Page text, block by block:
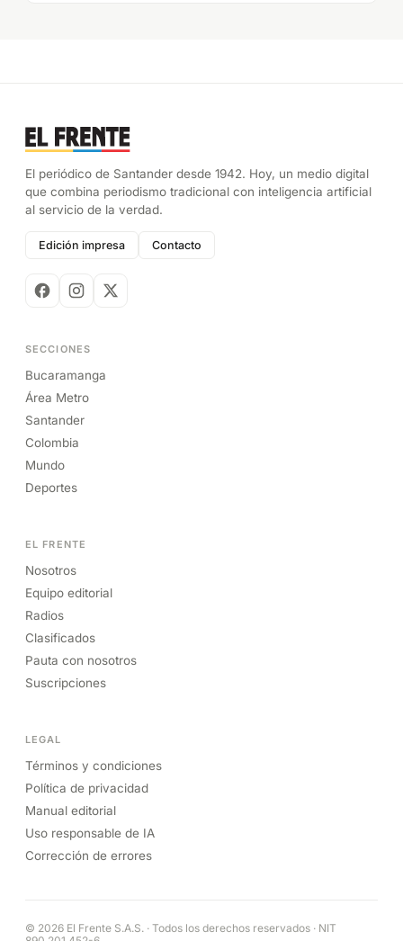
El periódico de Santander desde 1942. Hoy, un medio digital
que combina periodismo tradicional con inteligencia artificial
al servicio de la verdad.
Edición impresa Contacto
SECCIONES
Bucaramanga
Área Metro
Santander
Colombia
Mundo
Deportes
EL FRENTE
Nosotros
Equipo editorial
Radios
Clasificados
Pauta con nosotros
Suscripciones
LEGAL
Términos y condiciones
Política de privacidad
Manual editorial
Uso responsable de IA
Corrección de errores
© 2026 El Frente S.A.S. · Todos los derechos reservados · NIT